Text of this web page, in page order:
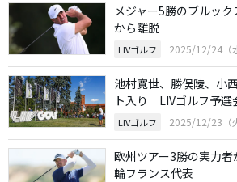
メジャー5勝のブルッ
から離脱
LIVゴルフ 2025/12/24（
池村寛世、勝俣陵、小
ト入り LIVゴルフ予選
LIVゴルフ 2025/12/23（
欧州ツアー3勝の実力
輪フランス代表